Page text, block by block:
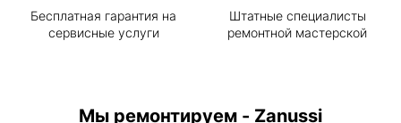
Бесплатная гарантия на
сервисные услуги
Штатные специалисты
ремонтной мастерской
Мы ремонтируем - Zanussi